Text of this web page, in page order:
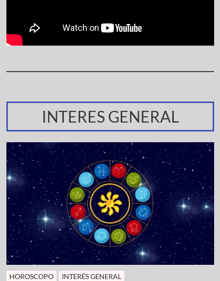
INTERES GENERAL
HOROSCOPO INTERÉS GENERAL